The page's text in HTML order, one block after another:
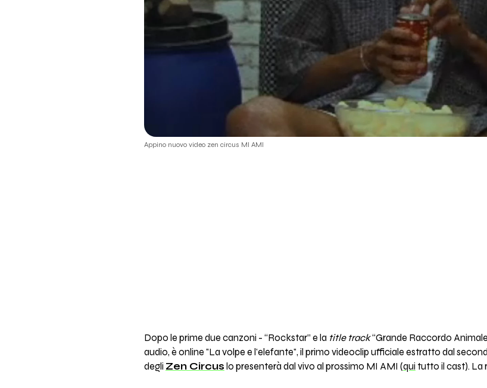
Appino nuovo video zen circus MI AMI
Dopo le prime due canzoni - “Rockstar” e la title track“Grande Raccordo
audio, è online "La volpe e l'elefante", il primo videoclip ufficiale estratto dal
degli Zen Circus lo presenterà dal vivo al prossimo MI AMI (qui tutto il cast). La